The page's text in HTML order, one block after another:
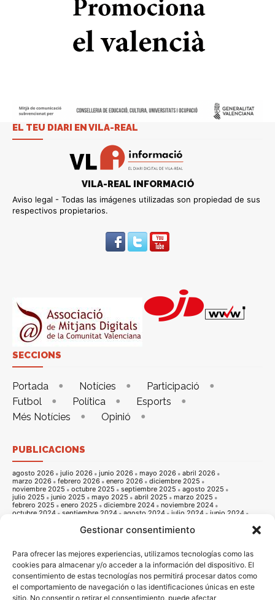
Gestionar consentimiento
Para ofrecer las mejores experiencias, utilizamos tecnologías como las
cookies para almacenar y/o acceder a la información del dispositivo. El
consentimiento de estas tecnologías nos permitirá procesar datos como
el comportamiento de navegación o las identificaciones únicas en este
sitio. No consentir o retirar el consentimiento, puede afectar
EL TEU DIARI EN VILA-REAL
VILA-REAL INFORMACIÓ
Aviso legal - Todas las imágenes utilizadas son propiedad de sus
respectivos propietarios.
SECCIONS
Portada Notícies
Participació
Futbol
Política
Esports
Més Notícies
Opinió
PUBLICACIONS
agosto 2026 julio 2026 junio 2026 mayo 2026
abril 2026
marzo 2026
febrero 2026 enero 2026
diciembre 2025
noviembre 2025
octubre 2025 septiembre 2025
agosto 2025
julio 2025
junio 2025 mayo 2025 abril 2025
marzo 2025
febrero 2025
enero 2025 diciembre 2024
noviembre 2024
octubre 2024
septiembre 2024 agosto 2024 julio 2024
junio 2024
noviembre 2023 octubre 2023
septiembre 2023
julio 2023 junio 2023 mayo 2023
abril 2023
noviembre 2022
octubre 2022 septiembre 2022
agosto 2022
julio 2022
junio 2022 mayo 2022 abril 2022
marzo 2022
febrero 2022
enero 2022 diciembre 2021
noviembre 2021
octubre 2021
septiembre 2021 agosto 2021 julio 2021
junio 2021
mayo 2021
abril 2021 marzo 2021 febrero 2021
enero 2021
diciembre 2020
noviembre 2020 octubre 2020
septiembre 2020